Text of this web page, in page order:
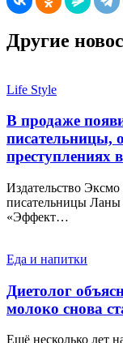
Другие
Life Style
В продаже
писательницы,
преступлениях
Издательство
писательницы
«Эффект…
Еда и напитки
Диетолог
молоко снова
Ещё несколько лет